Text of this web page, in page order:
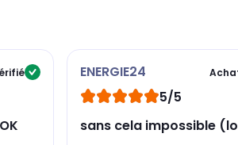
ENERGIE24
5/5
sans cela impossible